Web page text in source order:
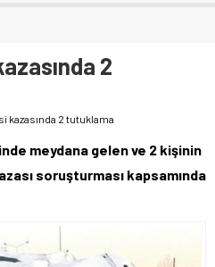
2
kazasında 2 tutuklama
meydana gelen ve 2 kişinin
soruşturması kapsamında